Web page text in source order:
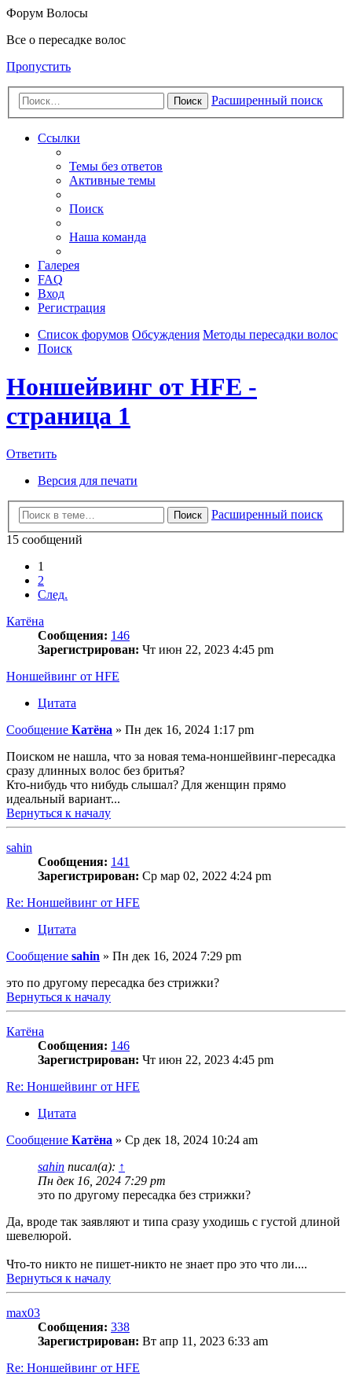
Форум Волосы
Все о пересадке волос
Пропустить
Поиск Расширенный поиск
Ссылки
Темы без ответов
Активные темы
Поиск
Наша команда
Галерея
FAQ
Вход
Регистрация
Список форумов Обсуждения Методы пересадки волос
Поиск
Ноншейвинг от HFE -
страница 1
Ответить
Версия для печати
Поиск
Расширенный поиск
15 сообщений
1
2
След.
Катёна
Сообщения: 146
Зарегистрирован: Чт июн 22, 2023 4:45 pm
Ноншейвинг от HFE
Цитата
Сообщение Катёна » Пн дек 16, 2024 1:17 pm
Поиском не нашла, что за новая тема-ноншейвинг-пересадка
сразу длинных волос без бритья?
Кто-нибудь что нибудь слышал? Для женщин прямо
идеальный вариант...
Вернуться к началу
sahin
Сообщения: 141
Зарегистрирован: Ср мар 02, 2022 4:24 pm
Re: Ноншейвинг от HFE
Цитата
Сообщение sahin » Пн дек 16, 2024 7:29 pm
это по другому пересадка без стрижки?
Вернуться к началу
Катёна
Сообщения: 146
Зарегистрирован: Чт июн 22, 2023 4:45 pm
Re: Ноншейвинг от HFE
Цитата
Сообщение Катёна » Ср дек 18, 2024 10:24 am
sahin писал(а): ↑
Пн дек 16, 2024 7:29 pm
это по другому пересадка без стрижки?
Да, вроде так заявляют и типа сразу уходишь с густой длиной
шевелюрой.
Что-то никто не пишет-никто не знает про это что ли....
Вернуться к началу
max03
Сообщения: 338
Зарегистрирован: Вт апр 11, 2023 6:33 am
Re: Ноншейвинг от HFE